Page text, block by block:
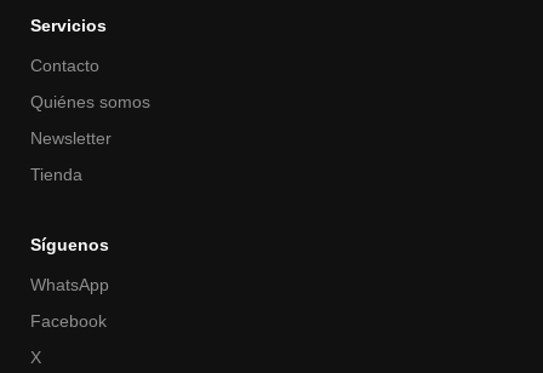
Servicios
Contacto
Quiénes somos
Newsletter
Tienda
Síguenos
WhatsApp
Facebook
X